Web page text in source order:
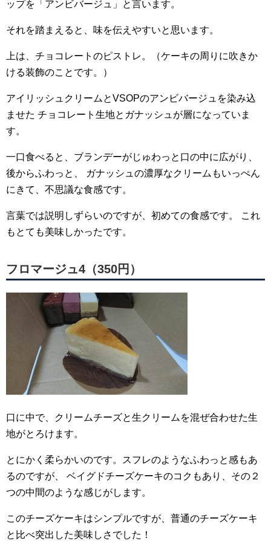
ップを「アンビバージュ」と言います。
それを踏まえると、味を伝えやすいと思います。
上は、チョコレートのピストレ。（ケーキの周りに吹きか
ける装飾のことです。）
アイリッシュクリームとVSOPのアンビバージュを染み込
ませた チョコレート生地とガナッシュが層になっていま
す。
一口食べると、ブランデーがじゅわっと口の中に広がり、
後からふわっと、
ガナッシュの濃厚なクリームもいっぺん
にきて、不思議な食感です。
言葉では説明しずらいのですが、初めての食感です。
これ
もとても美味しかったです。
フロマージュ4（350円）
口に中で、クリームチーズと生クリームを混ぜ合わせた生
地がとろけます。
とにかく柔らかいのです。スフレのようなふわっと感もあ
るのですが、
ベイグドチーズケーキのコクもあり、その２
つの中間のような感じがします。
このチーズケーキはシンプルですが、普通のチーズケーキ
と比べ突出した美味しさでした！